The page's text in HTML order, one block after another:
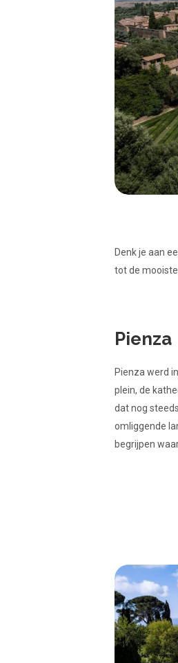
Denk je aan
tot de
Pienza
Pienza werd
plein, de
dat nog
omliggende
begrijpen